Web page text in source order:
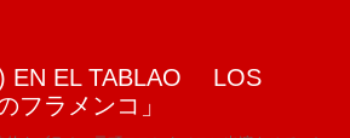
EN EL TABLAO LOS
フラメンコ」